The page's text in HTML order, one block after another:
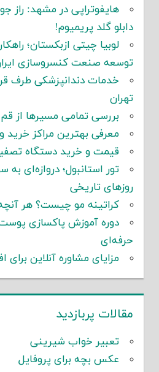
هایفوتراپی در مشهد: راز
دابلو گلد پریمیوم!
لوبیا چیتی ازبکستان؛
توسعه صنعت کنسروسازی
خدمات دندانپزشکی طرف
تهران
بررسی تمامی مسیرها از
معرفی بهترین مراکز خرید و
قیمت و خرید دستگاه
تور استانبول؛ دروازه‌ای
روزهای تاریخی
کراتینه مو چیست؟ هر آنچه
دوره آموزش پاکسازی
حرفه‌ای
مزایای مشاوره آنلاین برای
مقالات پربازدید
تعبیر خواب شیرینی
عکس بچه برای پروفایل